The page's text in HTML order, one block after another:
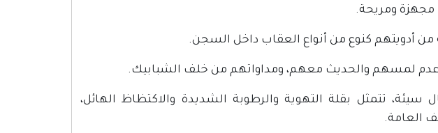
مجهزة ومريحة.
أدويتهم كنوع من أنواع العقاب داخل السجن.
لمسهم والحديث معهم، ومداواتهم من خلف الشبابيك.
تتمثل بقلة التهوية والرطوبة الشديدة والاكتظاظ الهائل،
العامة.